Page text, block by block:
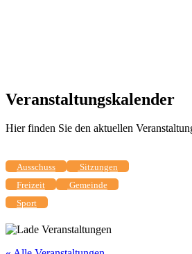
Veranstaltungskalender
Hier finden Sie den aktuellen
Ausschuss
Sitzungen
Freizeit
Gemeinde
Sport